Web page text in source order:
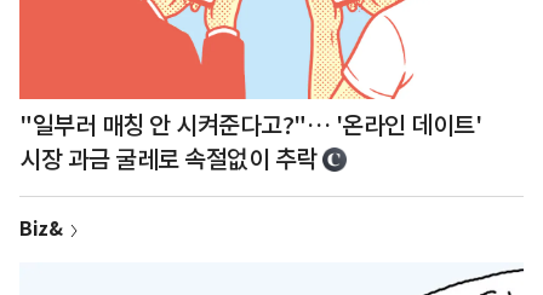
"일부러 매칭 안 시켜준다고?"… '온라인 데이트'
시장 과금 굴레로 속절없이 추락
Biz&